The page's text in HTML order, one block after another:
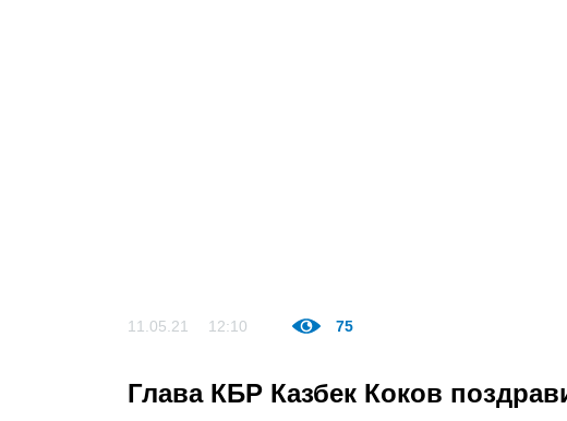
11.05.21 12:10 75
Глава КБР Казбек Коков